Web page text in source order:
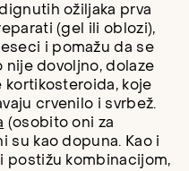
ožiljaka prva
(gel ili oblozi),
i pomažu da se
nije dovoljno, dolaze
koje
crvenilo i svrbež.
(osobito oni za
su kao dopuna. Kao i
postižu kombinacijom,